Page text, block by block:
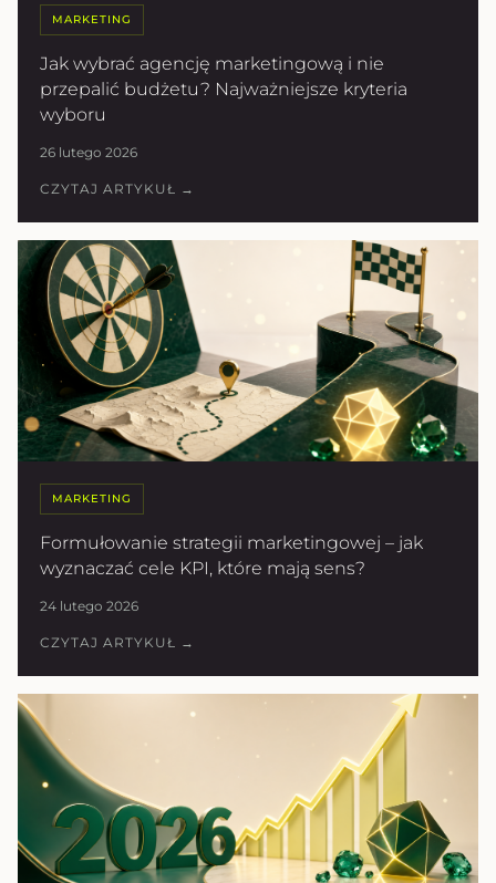
MARKETING
Jak wybrać agencję marketingową i nie
przepalić budżetu? Najważniejsze kryteria
wyboru
26 lutego 2026
CZYTAJ ARTYKUŁ →
MARKETING
Formułowanie strategii marketingowej – jak
wyznaczać cele KPI, które mają sens?
24 lutego 2026
CZYTAJ ARTYKUŁ →